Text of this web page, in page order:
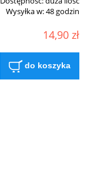
Wysyłka w:48 godzin
14,90 zł
do koszyka